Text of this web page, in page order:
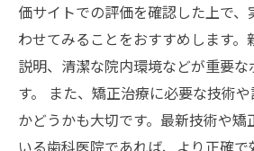
価サイトでの評価を確認した上で
わせてみることをおすすめします。
説明、清潔な院内環境などが重要な
す。 また、矯正治療に必要な技術
かどうかも大切です。最新技術や矯
いる歯科医院であれば、より正確